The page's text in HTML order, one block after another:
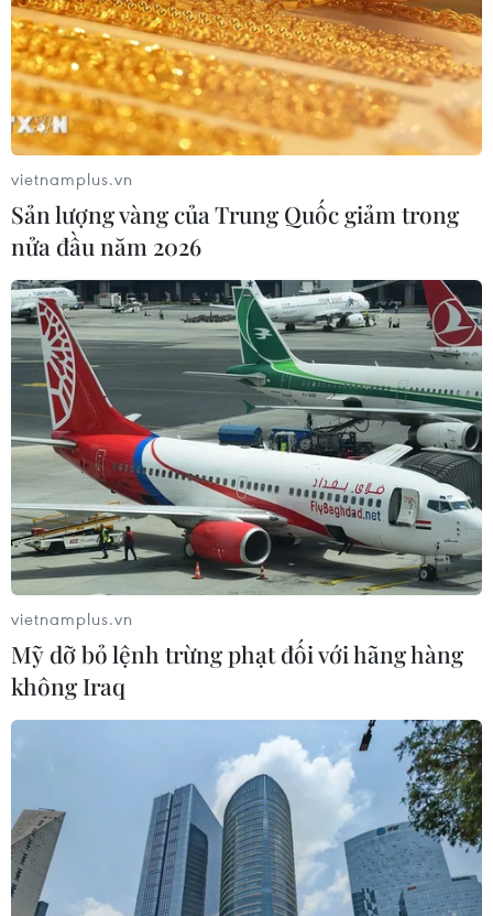
vietnamplus.vn
Sản lượng vàng của Trung Quốc giảm trong
nửa đầu năm 2026
vietnamplus.vn
Mỹ dỡ bỏ lệnh trừng phạt đối với hãng hàng
không Iraq